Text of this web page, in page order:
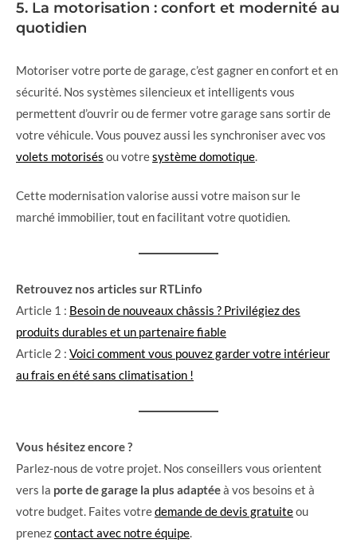
5. La motorisation : confort et modernité au
quotidien
Motoriser votre porte de garage, c’est gagner en confort et en
sécurité. Nos systèmes silencieux et intelligents vous
permettent d’ouvrir ou de fermer votre garage sans sortir de
votre véhicule. Vous pouvez aussi les synchroniser avec vos
volets motorisés ou votresystème domotique.
Cette modernisation valorise aussi votre maison sur le
marché immobilier, tout en facilitant votre quotidien.
Retrouvez nos articles sur RTLinfo
Article 1 : Besoin de nouveaux châssis ? Privilégiez des
produits durables et un partenaire fiable
Article 2 : Voici comment vous pouvez garder votre intérieur
au frais en été sans climatisation !
Vous hésitez encore ?
Parlez-nous de votre projet. Nos conseillers vous orientent
vers la porte de garage la plus adaptéeà vos besoins et à
votre budget. Faites votredemande de devis gratuiteou
prenezcontact avec notre équipe.